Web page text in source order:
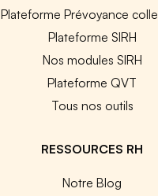
Plateforme Prévoyance
Plateforme SIRH
Nos modules SIRH
Plateforme QVT
Tous nos outils
RESSOURCES RH
Notre Blog